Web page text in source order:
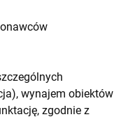
wynajem obiektów
zgodnie z